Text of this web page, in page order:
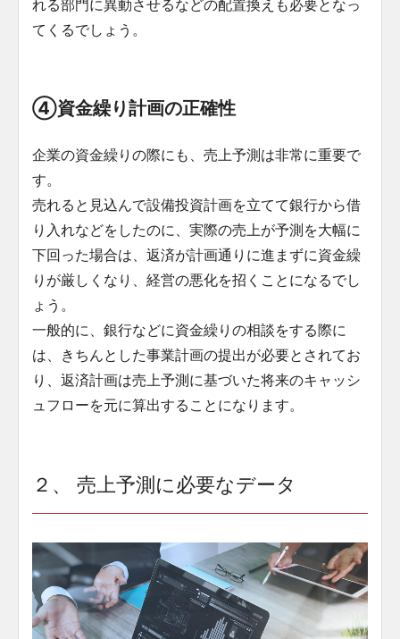
れる部門に異動させるなどの配置換えも必要となっ
てくるでしょう。
④資金繰り計画の正確性
企業の資金繰りの際にも、売上予測は非常に重要で
す。
売れると見込んで設備投資計画を立てて銀行から借
り入れなどをしたのに、実際の売上が予測を大幅に
下回った場合は、返済が計画通りに進まずに資金繰
りが厳しくなり、経営の悪化を招くことになるでし
ょう。
一般的に、銀行などに資金繰りの相談をする際に
は、きちんとした事業計画の提出が必要とされてお
り、返済計画は売上予測に基づいた将来のキャッシ
ュフローを元に算出することになります。
２、 売上予測に必要なデータ